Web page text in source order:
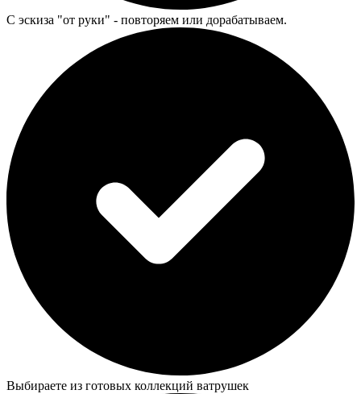
С эскиза "от руки" - повторяем или дорабатываем.
Выбираете из готовых коллекций ватрушек